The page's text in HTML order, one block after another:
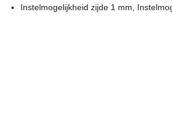
Instelmogelijkheid zijde 1 mm,